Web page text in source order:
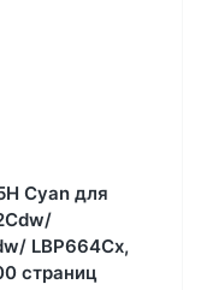
Cyan для
LBP664Cx,
страниц